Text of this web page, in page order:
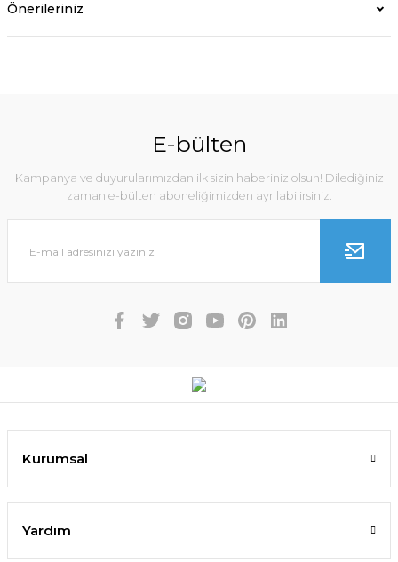
Önerileriniz
E-bülten
Kampanya ve duyurularımızdan ilk sizin haberiniz olsun! Dilediğiniz
zaman e-bülten aboneliğimizden ayrılabilirsiniz.
Kurumsal
Yardım